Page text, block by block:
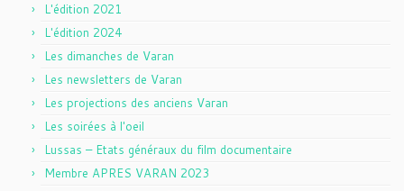
L'édition 2021
L'édition 2024
Les dimanches de Varan
Les newsletters de Varan
Les projections des anciens Varan
Les soirées à l'oeil
Lussas – Etats généraux du film documentaire
Membre APRES VARAN 2023